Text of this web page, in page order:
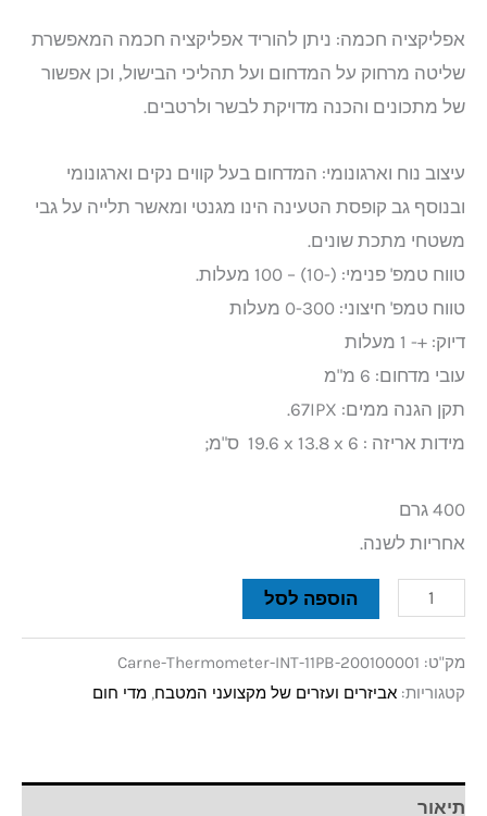
אפליקציה חכמה: ניתן להוריד אפליקציה חכמה המאפשרת
שליטה מרחוק על המדחום ועל תהליכי הבישול, וכן אפשור
של מתכונים והכנה מדויקת לבשר ולרטבים.
עיצוב נוח וארגונומי: המדחום בעל קווים נקים וארגונומי
ובנוסף גב קופסת הטעינה הינו מגנטי ומאשר תלייה על גבי
משטחי מתכת שונים.
טווח טמפ' פנימי: (-10) – 100 מעלות.
טווח טמפ' חיצוני: 0-300 מעלות
דיוק: +- 1 מעלות
עובי מדחום: 6 מ"מ
תקן הגנה ממים: 67IPX.
מידות אריזה‏ : ‎ 19.6 x 13.8 x 6 ס"מ;
400 גרם
אחריות לשנה.
הוספה לסל
מק"ט: Carne-Thermometer-INT-11PB-200100001
קטגוריות: אביזרים ועזרים של מקצועני המטבח, מדי חום
תיאור